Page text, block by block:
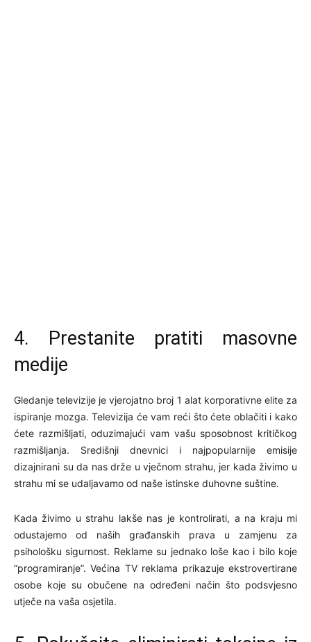
4. Prestanite pratiti masovne
medije
Gledanje televizije je vjerojatno broj 1 alat korporativne elite za
ispiranje mozga. Televizija će vam reći što ćete oblačiti i kako
ćete razmišljati, oduzimajući vam vašu sposobnost kritičkog
razmišljanja. Središnji dnevnici i najpopularnije emisije
dizajnirani su da nas drže u vječnom strahu, jer kada živimo u
strahu mi se udaljavamo od naše istinske duhovne suštine.
Kada živimo u strahu lakše nas je kontrolirati, a na kraju mi
odustajemo od naših građanskih prava u zamjenu za
psihološku sigurnost. Reklame su jednako loše kao i bilo koje
“programiranje”. Većina TV reklama prikazuje ekstrovertirane
osobe koje su obučene na određeni način što podsvjesno
utječe na vaša osjetila.